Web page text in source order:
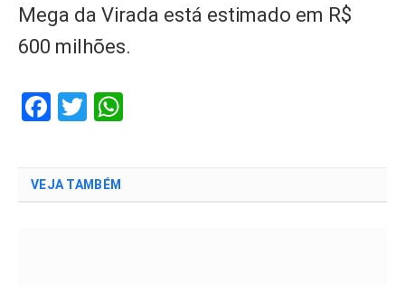
Mega da Virada está estimado em R$
600 milhões.
Facebook
Twitter
VEJA TAMBÉM